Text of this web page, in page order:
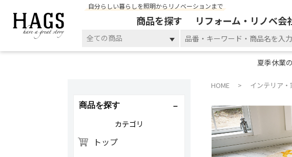
自分らしい暮らしを照明からリノベーションまで
商品を探す リフォーム・リノベ会
全ての商品
夏季休業
HOME インテリア・
商品を探す
カテゴリ
トップ